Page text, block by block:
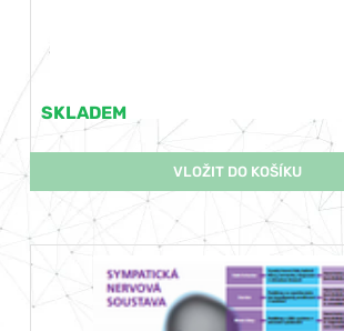
SKLADEM
VLOŽIT DO KOŠÍKU